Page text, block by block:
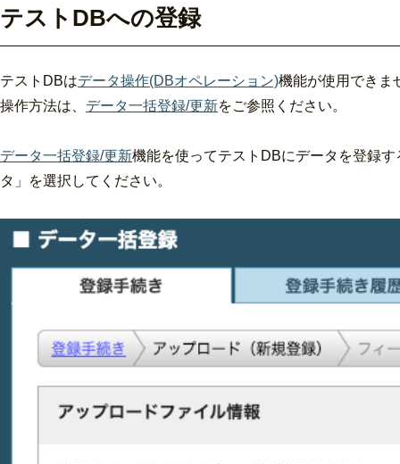
テストDBへの登録
テストDBはデータ操作(DBオペレーション)機能が使用できま
操作方法は、 データ一括登録/更新をご参照ください。
データ一括登録/更新機能を使ってテストDBにデータを登録
タ」を選択してください。